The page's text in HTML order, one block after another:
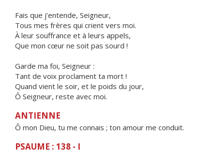
Fais que j’entende, Seigneur,
Tous mes frères qui crient vers moi.
À leur souffrance et à leurs appels,
Que mon cœur ne soit pas sourd !
Garde ma foi, Seigneur :
Tant de voix proclament ta mort !
Quand vient le soir, et le poids du jour,
Ô Seigneur, reste avec moi.
ANTIENNE
Ô mon Dieu, tu me connais ; ton amour me conduit.
PSAUME : 138 - I